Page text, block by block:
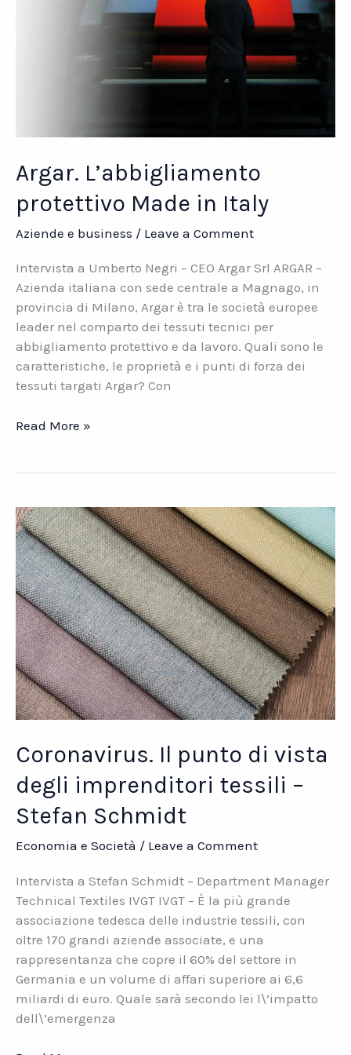
Argar. L’abbigliamento
protettivo Made in Italy
Aziende e business / Leave a Comment
Intervista a Umberto Negri – CEO Argar Srl ARGAR –
Azienda italiana con sede centrale a Magnago, in
provincia di Milano, Argar è tra le società europee
leader nel comparto dei tessuti tecnici per
abbigliamento protettivo e da lavoro. Quali sono le
caratteristiche, le proprietà e i punti di forza dei
tessuti targati Argar? Con
Argar.
Italy
Read More »
Coronavirus. Il punto di vista
degli imprenditori tessili –
Stefan Schmidt
Economia e Società / Leave a Comment
Intervista a Stefan Schmidt – Department Manager
Technical Textiles IVGT IVGT – È la più grande
associazione tedesca delle industrie tessili, con
oltre 170 grandi aziende associate, e una
rappresentanza che copre il 60% del settore in
Germania e un volume di affari superiore ai 6,6
miliardi di euro. Quale sarà secondo lei l\’impatto
dell\’emergenza